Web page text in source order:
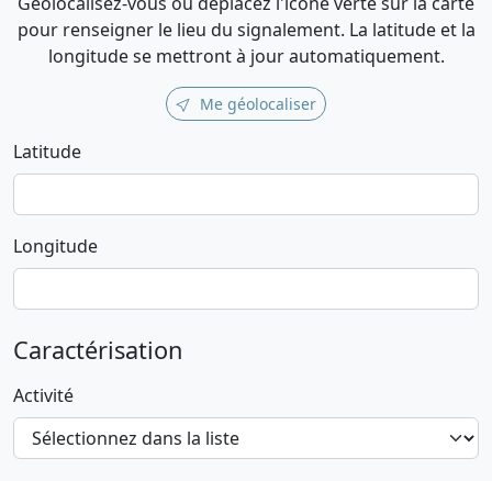
pour renseigner le lieu du signalement. La latitude et la
longitude se mettront à jour automatiquement.
Me géolocaliser
Latitude
Longitude
Caractérisation
Activité